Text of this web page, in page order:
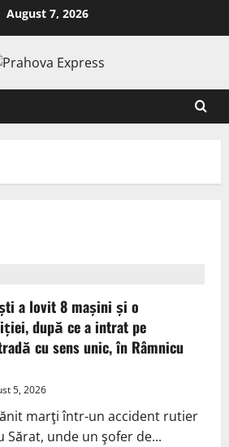
August 7, 2026
a lovit 8 mașini și o
după ce a intrat pe
cu sens unic, în Râmnicu
5, 2026
marţi într-un accident rutier
Sărat, unde un şofer de...